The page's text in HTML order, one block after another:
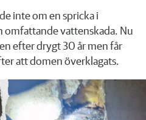
inte om en spricka i
omfattande vattenskada. Nu
efter drygt 30 år men får
att domen överklagats.